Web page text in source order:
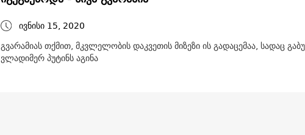
ივნისი 15, 2020
გვარამიას თქმით, მკვლელობის დაკვეთის მიზეზი ის გადაცემაა, სადაც
ვლადიმერ პუტინს აგინა